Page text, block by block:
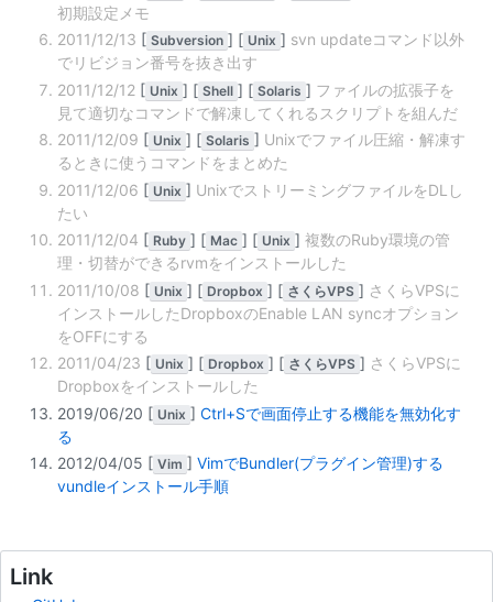
初期設定メモ
2011/12/13 [ Subversion ] [ Unix ] svn updateコマンド以外
でリビジョン番号を抜き出す
2011/12/12 [ Unix ] [ Shell ] [ Solaris ] ファイルの拡張子を
見て適切なコマンドで解凍してくれるスクリプトを組んだ
2011/12/09 [ Unix ] [ Solaris ] Unixでファイル圧縮・解凍す
るときに使うコマンドをまとめた
2011/12/06 [ Unix ] UnixでストリーミングファイルをDLし
たい
2011/12/04 [ Ruby ] [ Mac ] [ Unix ] 複数のRuby環境の管
理・切替ができるrvmをインストールした
2011/10/08 [ Unix ] [ Dropbox ] [ さくらVPS ] さくらVPSに
インストールしたDropboxのEnable LAN syncオプション
をOFFにする
2011/04/23 [ Unix ] [ Dropbox ] [ さくらVPS ] さくらVPSに
Dropboxをインストールした
2019/06/20 [ Unix ] Ctrl+Sで画面停止する機能を無効化す
る
2012/04/05 [ Vim ] VimでBundler(プラグイン管理)する
vundleインストール手順
Link